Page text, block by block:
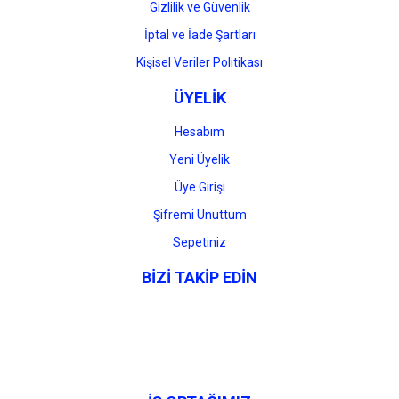
Gizlilik ve Güvenlik
İptal ve İade Şartları
Kişisel Veriler Politikası
ÜYELİK
Hesabım
Yeni Üyelik
Üye Girişi
Şifremi Unuttum
Sepetiniz
BİZİ TAKİP EDİN